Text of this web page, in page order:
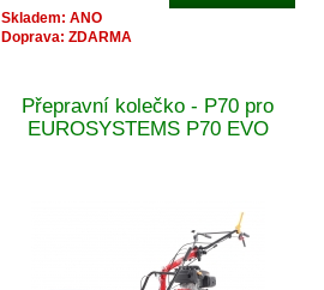
Skladem: ANO
Doprava: ZDARMA
Přepravní kolečko - P70 pro
EUROSYSTEMS P70 EVO